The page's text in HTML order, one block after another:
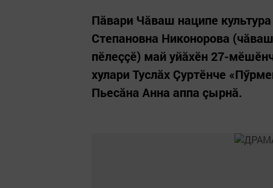
Пăвари Чăваш наципе
Степановна Никонорова
пӗлеççӗ) май уйăхӗн 27-
хулари Туслăх Çуртӗнче
Пьесăна Анна аппа çырнă.